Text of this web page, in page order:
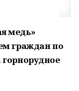
медь»
граждан по